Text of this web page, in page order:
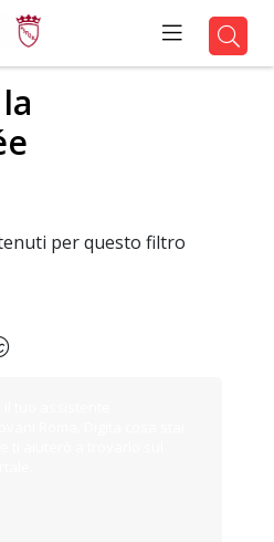
per questo filtro